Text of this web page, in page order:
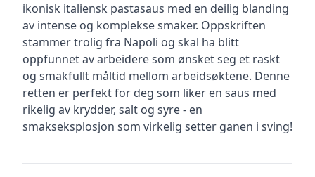
ikonisk italiensk pastasaus med en deilig blanding
av intense og komplekse smaker. Oppskriften
stammer trolig fra Napoli og skal ha blitt
oppfunnet av arbeidere som ønsket seg et raskt
og smakfullt måltid mellom arbeidsøktene. Denne
retten er perfekt for deg som liker en saus med
rikelig av krydder, salt og syre - en
smakseksplosjon som virkelig setter ganen i sving!